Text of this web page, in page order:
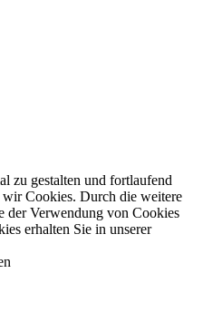
zu gestalten und fortlaufend
wir Cookies. Durch die weitere
der Verwendung von Cookies
erhalten Sie in unserer